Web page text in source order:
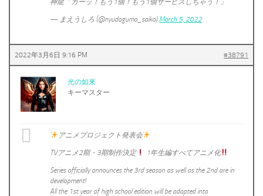
神龍「カーッ！もう1個！もう1個サービスしちゃう！」
— まえうしろ (@nyudogumo_saiko) March 5, 2022
2022年3月6日 9:16 PM #38791
光の如来
キーマスター
アニメプロジェクト発表会
TVアニメ2期・3期制作決定 1年生編すべてアニメ化
Series officially announces the 3rd season as well as the 2nd are in
development!
All the 1st year of high school edition will be adapted into